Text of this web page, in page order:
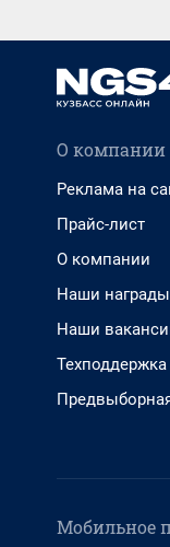
О компании
Реклама на
Прайс-лист
О компании
Наши награды
Наши
Техподдержка
Мобильное